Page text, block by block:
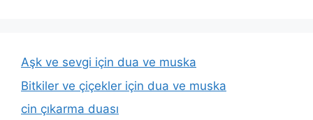
Aşk ve sevgi için dua ve muska
Bitkiler ve çiçekler için dua ve muska
cin çıkarma duası